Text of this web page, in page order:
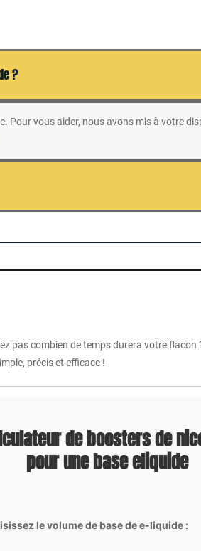
?
Pour vous aider, nous avons mis à votre
pas combien de temps durera votre
précis et efficace !
de boosters de
pour une base eliquide
le volume de base de e-liquide :